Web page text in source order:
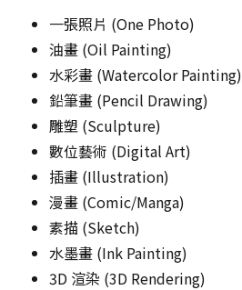
一張照片 (One Photo)
油畫 (Oil Painting)
水彩畫 (Watercolor Painting)
鉛筆畫 (Pencil Drawing)
雕塑 (Sculpture)
數位藝術 (Digital Art)
插畫 (Illustration)
漫畫 (Comic/Manga)
素描 (Sketch)
水墨畫 (Ink Painting)
3D 渲染 (3D Rendering)